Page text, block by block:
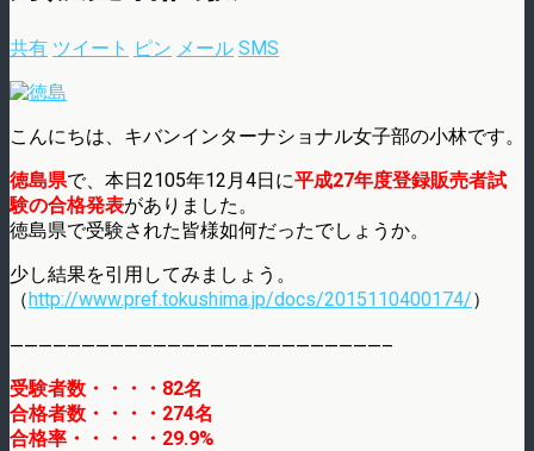
共有 ツイート ピン メール SMS
こんにちは、キバンインターナショナル女子部の小林です。
徳島県で、本日2105年12月4日に平成27年度登録販売者試
験の合格発表がありました。
徳島県で受験された皆様如何だったでしょうか。
少し結果を引用してみましょう。
（http://www.pref.tokushima.jp/docs/2015110400174/）
——————————————————————————–
受験者数・・・・82名
合格者数・・・・274名
合格率・・・・・29.9%